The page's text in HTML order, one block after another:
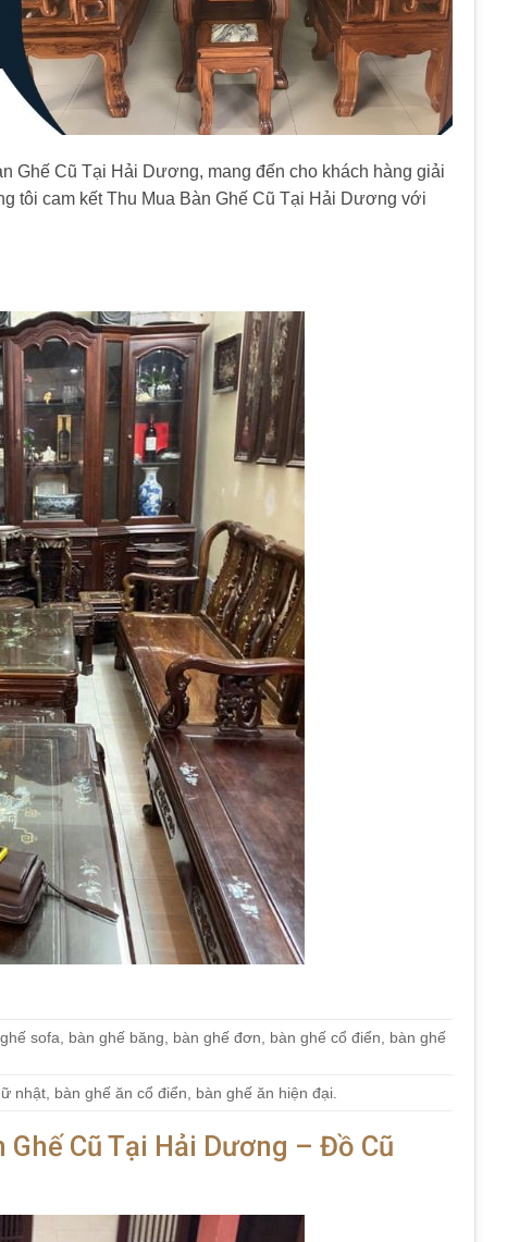
Ghế Cũ Tại Hải Dương, mang đến cho khách hàng giải
tôi cam kết Thu Mua Bàn Ghế Cũ Tại Hải Dương với
sofa, bàn ghế băng, bàn ghế đơn, bàn ghế cổ điển, bàn ghế
nhật, bàn ghế ăn cổ điển, bàn ghế ăn hiện đại.
Cũ Tại Hải Dương – Đồ Cũ